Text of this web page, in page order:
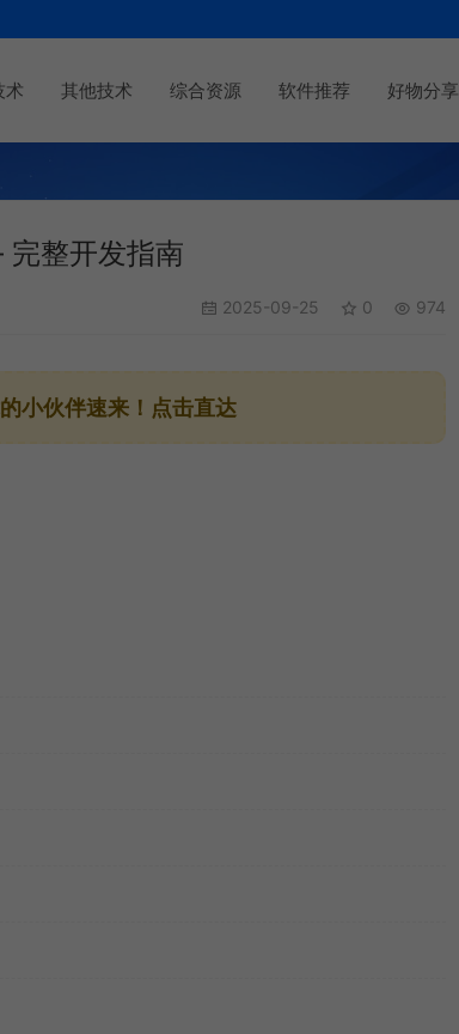
术 其他技术 综合资源 软件推荐 好物分享
整开发指南
2025-09-25 0 974
小伙伴速来！点击直达